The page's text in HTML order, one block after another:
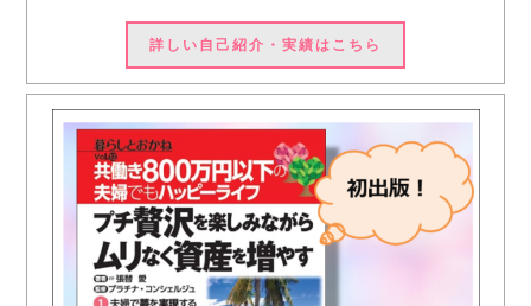
詳しい自己紹介・実績はこちら